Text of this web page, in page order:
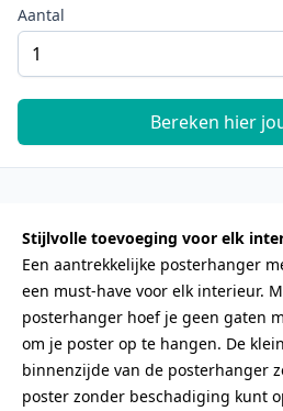
Aantal
Bereken hier
Stijlvolle toevoeging voor elk
Een aantrekkelijke posterhanger
een must-have voor elk interieur.
posterhanger hoef je geen gaten
om je poster op te hangen. De
binnenzijde van de posterhanger
poster zonder beschadiging kunt